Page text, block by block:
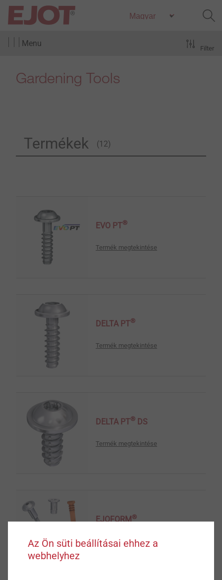
Menu
Gardening Tools
Termékek (12)
Filter
EVO PT®
Termék megtekintése
DELTA PT®
Termék megtekintése
DELTA PT® DS
Termék megtekintése
EJOFORM®
Termék megtekintése
Az Ön süti beállításai ehhez a
webhelyhez